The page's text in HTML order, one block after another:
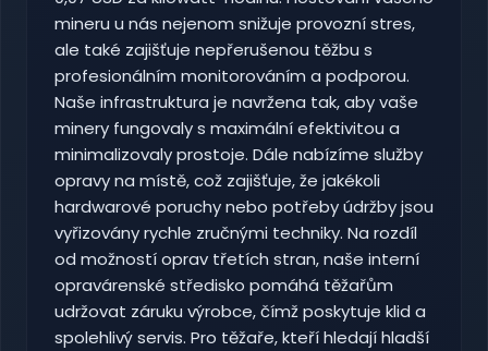
mineru u nás nejenom snižuje provozní stres,
ale také zajišťuje nepřerušenou těžbu s
profesionálním monitorováním a podporou.
Naše infrastruktura je navržena tak, aby vaše
minery fungovaly s maximální efektivitou a
minimalizovaly prostoje. Dále nabízíme služby
opravy na místě, což zajišťuje, že jakékoli
hardwarové poruchy nebo potřeby údržby jsou
vyřizovány rychle zručnými techniky. Na rozdíl
od možností oprav třetích stran, naše interní
opravárenské středisko pomáhá těžařům
udržovat záruku výrobce, čímž poskytuje klid a
spolehlivý servis. Pro těžaře, kteří hledají hladší